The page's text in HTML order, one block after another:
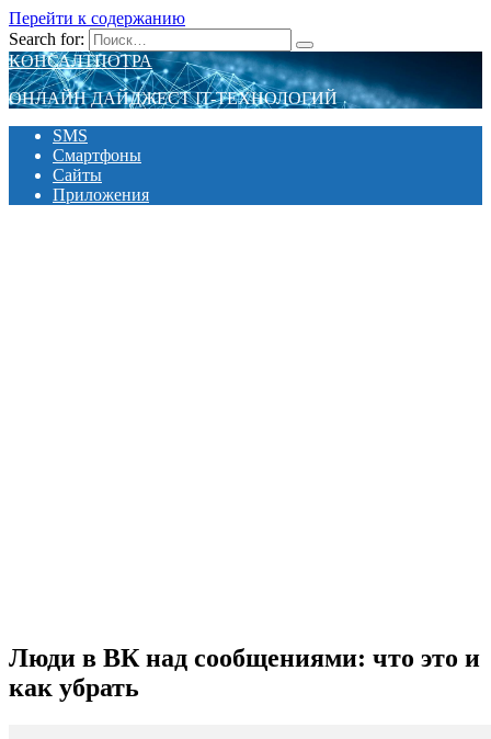
Перейти к содержанию
Search for:
КОНСАЛТПОТРА
ОНЛАЙН ДАЙДЖЕСТ IT-ТЕХНОЛОГИЙ
SMS
Смартфоны
Сайты
Приложения
Люди в ВК над сообщениями: что это и
как убрать